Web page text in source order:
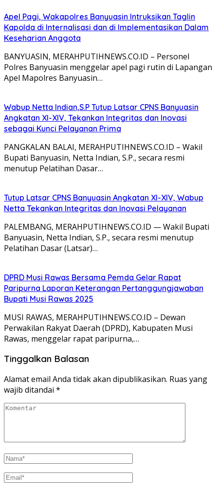
Apel Pagi, Wakapolres Banyuasin Intruksikan Taglin
Kapolda di Internalisasi dan di Implementasikan Dalam
Keseharian Anggota
BANYUASIN, MERAHPUTIHNEWS.CO.ID – Personel
Polres Banyuasin menggelar apel pagi rutin di Lapangan
Apel Mapolres Banyuasin…
Wabup Netta Indian,S.P Tutup Latsar CPNS Banyuasin
Angkatan XI-XIV, Tekankan Integritas dan Inovasi
sebagai Kunci Pelayanan Prima
PANGKALAN BALAI, MERAHPUTIHNEWS.CO.ID – Wakil
Bupati Banyuasin, Netta Indian, S.P., secara resmi
menutup Pelatihan Dasar…
Tutup Latsar CPNS Banyuasin Angkatan XI-XIV, Wabup
Netta Tekankan Integritas dan Inovasi Pelayanan
PALEMBANG, MERAHPUTIHNEWS.CO.ID — Wakil Bupati
Banyuasin, Netta Indian, S.P., secara resmi menutup
Pelatihan Dasar (Latsar)…
DPRD Musi Rawas Bersama Pemda Gelar Rapat
Paripurna Laporan Keterangan Pertanggungjawaban
Bupati Musi Rawas 2025
MUSI RAWAS, MERAHPUTIHNEWS.CO.ID – Dewan
Perwakilan Rakyat Daerah (DPRD), Kabupaten Musi
Rawas, menggelar rapat paripurna,…
Tinggalkan Balasan
Alamat email Anda tidak akan dipublikasikan. Ruas yang
wajib ditandai *